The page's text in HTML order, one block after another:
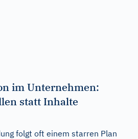
im Unternehmen:
statt Inhalte
folgt oft einem starren Plan